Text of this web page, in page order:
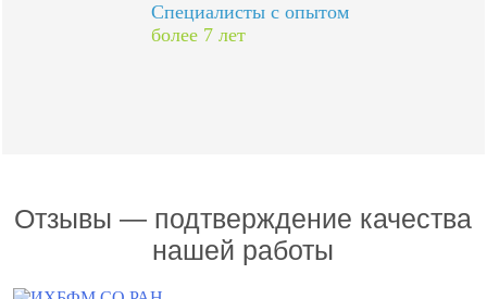
Специалисты с опытом
более 7 лет
Отзывы — подтверждение качества
нашей работы